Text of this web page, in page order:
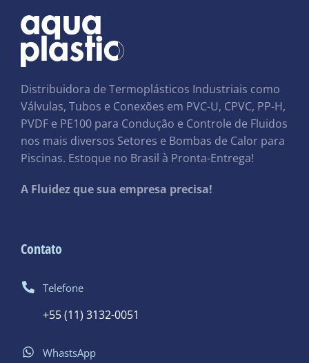
Distribuidora de Termoplásticos Industriais como
Válvulas, Tubos e Conexões em PVC-U, CPVC, PP-H,
PVDF e PE100 para Condução e Controle de Fluidos
nos mais diversos Setores e Bombas de Calor para
Piscinas. Estoque no Brasil à Pronta-Entrega!
A Fluidez que sua empresa precisa!
Contato
Telefone
+55 (11) 3132-0051
WhastsApp